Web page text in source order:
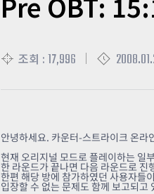
조회 : 17,996
안녕하세요. 카운터-스트라이크 온라
현재 오리지널 모드로 플레이하는 일
한 라운드가 끝나면 다음 라운드로
한편 해당 방에 참가하였던 사용자들
입장할 수 없는 문제도 함께 보고되고